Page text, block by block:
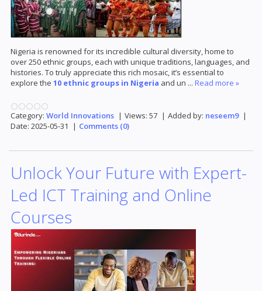
Nigeria is renowned for its incredible cultural diversity, home to
over 250 ethnic groups, each with unique traditions, languages, and
histories. To truly appreciate this rich mosaic, it’s essential to
explore the 10 ethnic groups in Nigeria and un ... Read more »
Category: World Innovations | Views: 57 | Added by: neseem9 |
Date: 2025-05-31 | Comments (0)
Unlock Your Future with Expert-
Led ICT Training and Online
Courses